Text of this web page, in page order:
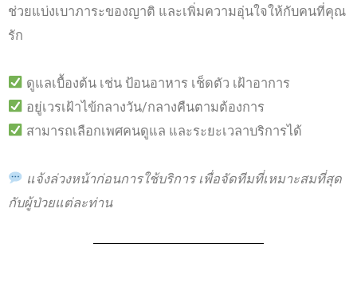
ช่วยแบ่งเบาภาระของญาติ และเพิ่มความอุ่นใจให้กับคนที่คุณ
รัก
ดูแลเบื้องต้น เช่น ป้อนอาหาร เช็ดตัว เฝ้าอาการ
อยู่เวรเฝ้าไข้กลางวัน/กลางคืนตามต้องการ
สามารถเลือกเพศคนดูแล และระยะเวลาบริการได้
แจ้งล่วงหน้าก่อนการใช้บริการ เพื่อจัดทีมที่เหมาะสมที่สุด
กับผู้ป่วยแต่ละท่าน